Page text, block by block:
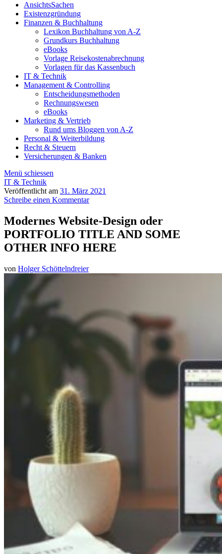
AnsichtsSachen
Existenzgründung
Finanzen & Buchhaltung
Lexikon Buchhaltung von A-Z
Grundkurs Buchhaltung
eBooks
Vorlage Reisekostenabrechnung
Vorlagen für das Kassenbuch
IT & Technik
Management & Controlling
Entscheidungsmethoden
Rechnungswesen
eBooks
Marketing & Vertrieb
Rund ums Bloggen von A-Z
Personal & Weiterbildung
Recht & Steuern
Versicherungen & Banken
Menü schiessen
IT & Technik
Veröffentlicht am 31. März 2021
Schreibe einen Kommentar
Modernes Website-Design oder
PORTFOLIO TITLE AND SOME
OTHER INFO HERE
von Holger Schöttelndreier